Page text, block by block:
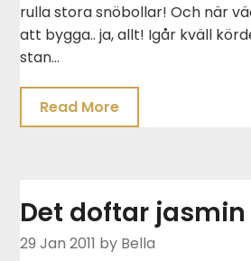
rulla stora snöbollar! Och när
att bygga.. ja, allt! Igår kväll
stan…
Read More
Det doftar jasmin
29 Jan 2011 by Bella